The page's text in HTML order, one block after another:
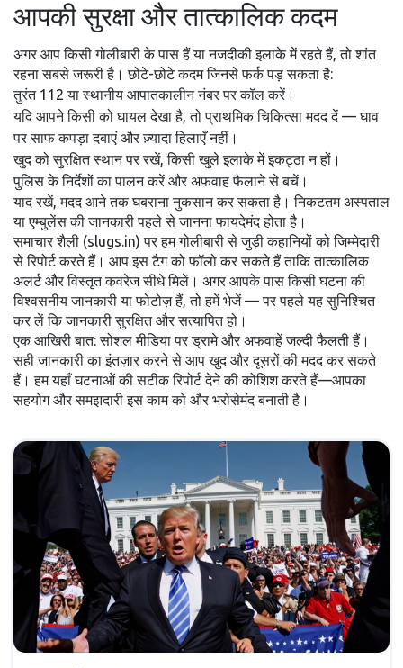
आपकी सुरक्षा और तात्कालिक कदम
अगर आप किसी गोलीबारी के पास हैं या नजदीकी इलाके में रहते हैं, तो शांत
रहना सबसे जरूरी है। छोटे-छोटे कदम जिनसे फर्क पड़ सकता है:
तुरंत 112 या स्थानीय आपातकालीन नंबर पर कॉल करें।
यदि आपने किसी को घायल देखा है, तो प्राथमिक चिकित्सा मदद दें — घाव
पर साफ कपड़ा दबाएं और ज़्यादा हिलाएँ नहीं।
खुद को सुरक्षित स्थान पर रखें, किसी खुले इलाके में इकट्ठा न हों।
पुलिस के निर्देशों का पालन करें और अफवाह फैलाने से बचें।
याद रखें, मदद आने तक घबराना नुकसान कर सकता है। निकटतम अस्पताल
या एम्बुलेंस की जानकारी पहले से जानना फायदेमंद होता है।
समाचार शैली (slugs.in) पर हम गोलीबारी से जुड़ी कहानियों को जिम्मेदारी
से रिपोर्ट करते हैं। आप इस टैग को फॉलो कर सकते हैं ताकि तात्कालिक
अलर्ट और विस्तृत कवरेज सीधे मिलें। अगर आपके पास किसी घटना की
विश्वसनीय जानकारी या फोटोज़ हैं, तो हमें भेजें — पर पहले यह सुनिश्चित
कर लें कि जानकारी सुरक्षित और सत्यापित हो।
एक आखिरी बात: सोशल मीडिया पर ड्रामे और अफवाहें जल्दी फैलती हैं।
सही जानकारी का इंतज़ार करने से आप खुद और दूसरों की मदद कर सकते
हैं। हम यहाँ घटनाओं की सटीक रिपोर्ट देने की कोशिश करते हैं—आपका
सहयोग और समझदारी इस काम को और भरोसेमंद बनाती है।